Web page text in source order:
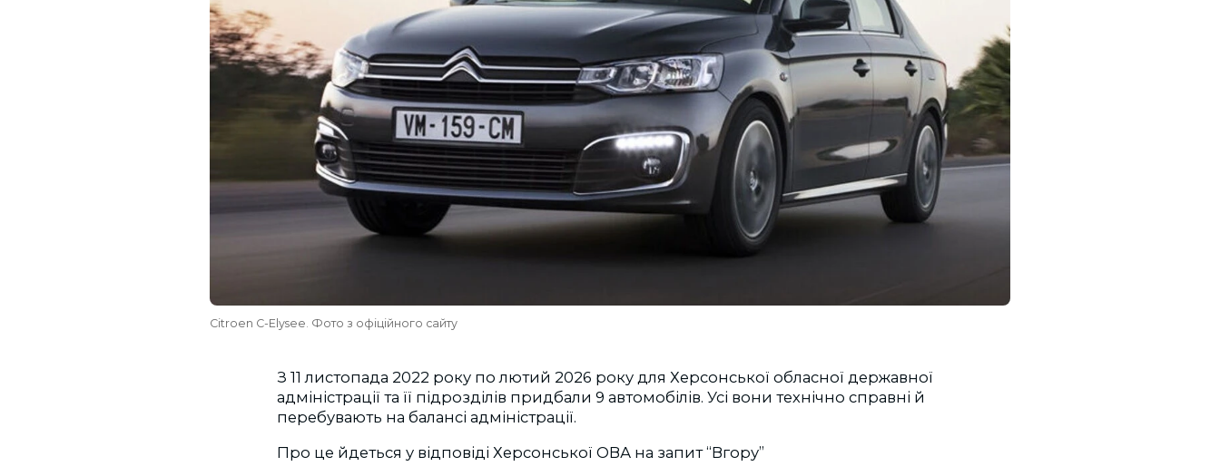
Citroen C-Elysee. Фото з офіційного сайту
З 11 листопада 2022 року по лютий 2026 року для Херсонської обласної державної
адміністрації та її підрозділів придбали 9 автомобілів. Усі вони технічно справні й
перебувають на балансі адміністрації.
Про це йдеться у відповіді Херсонської ОВА на запит “Вгору”